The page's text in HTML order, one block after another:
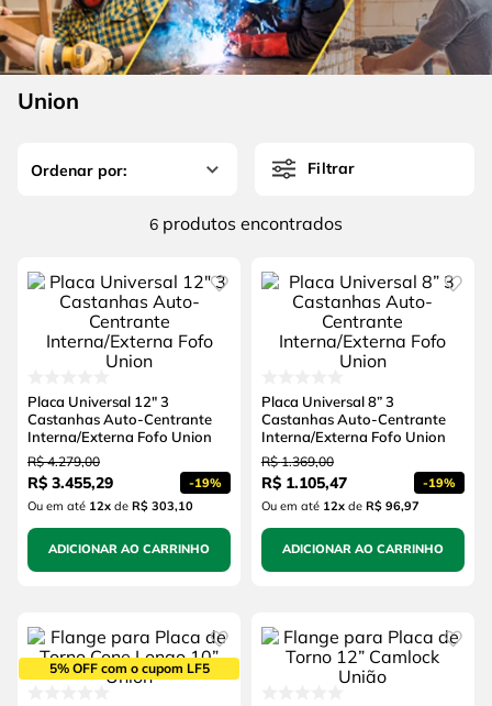
Union
Filtrar
6 produtos
Placa Universal 12" 3
Castanhas Auto-Centrante
Interna/Externa Fofo Union
R$ 4.279,00
R$ 3.455,29 -19%
Ou em até 12xde R$ 303,10
ADICIONAR AO CARRINHO
Placa Universal 8” 3
Castanhas Auto-Centrante
Interna/Externa Fofo Union
R$ 1.369,00
R$ 1.105,47 -19%
Ou em até 12xde R$ 96,97
ADICIONAR AO CARRINHO
5% OFF com o cupom LF5
6º fio
7º serra copo
8º
chave impacto
4 º esmerilhadeira
5º serra circular
º fio
disco corte